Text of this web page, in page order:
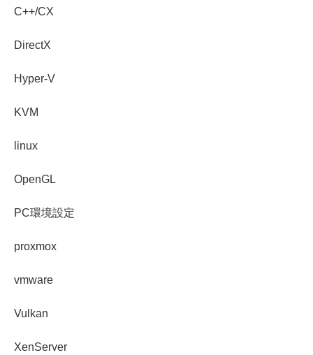
C++/CX
DirectX
Hyper-V
KVM
linux
OpenGL
PC環境設定
proxmox
vmware
Vulkan
XenServer